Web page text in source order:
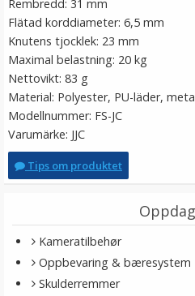
Rembredd: 31 mm
Flätad korddiameter: 6,5 mm
Knutens tjocklek: 23 mm
Maximal belastning: 20 kg
Nettovikt: 83 g
Material: Polyester, PU-läder,
Modellnummer: FS-JC
Varumärke: JJC
Tips om produktet
Kameratilbehør
Oppbevaring & bæresystem
Skulderremmer